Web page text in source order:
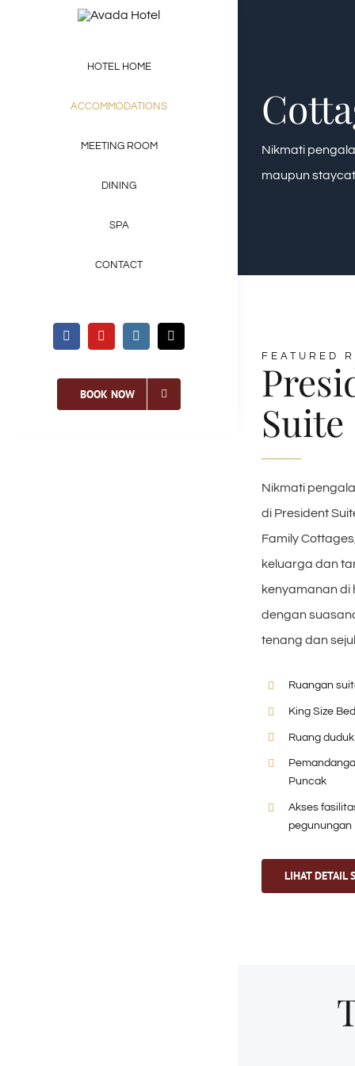
HOTEL HOME
ACCOMMODATIONS
MEETING ROOM
DINING
SPA
CONTACT
BOOK NOW
Nikmati
maupun
FEATURED
Suite
Nikmati
di President
Family
keluarga dan
kenyamanan di
dengan
tenang dan
Ruangan
King Size
Ruang
Puncak
Akses
pegunungan
LIHAT DETAIL